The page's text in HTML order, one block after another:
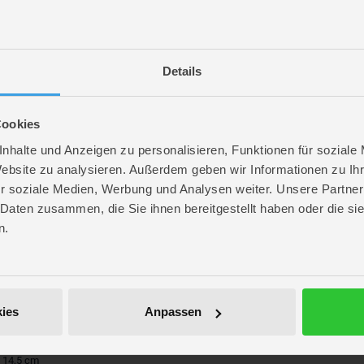
Details
und Anzeigen zu personalisieren, Funktionen für soziale
zu analysieren. Außerdem geben wir Informationen zu
soziale Medien, Werbung und Analysen weiter. Unsere
zusammen, die Sie ihnen bereitgestellt haben oder die
Anpassen
bietet Kindern unzählige Spielmöglichkeiten mit dem kleinen
Röntgenbrille und ein Helm mit Rotor des Geheimagenten AVL Tim, die
ein tolles Geschenk für jeden Fan der Minions und der Filmreihe Ich –
Kinder die LEGO Builder App herunterladen. Mit den digitalen
Einfach unverbesserlich 4 Spielsets sind separat erhältlich, um Kindern
Klemmbausteine und leg los – hier entstehen Fantasiewelten,
14,5 cm